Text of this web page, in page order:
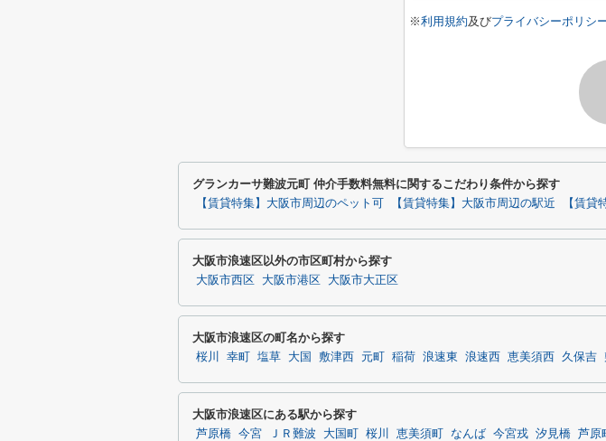
※利用規約及びプライバシーポリシ
グランカーサ難波元町 仲介手数料無料に関するこだわり条件から探す
【賃貸特集】大阪市周辺のペット可 【賃貸特集】大阪市周辺の駅近 【賃貸
大阪市浪速区以外の市区町村から探す
大阪市西区 大阪市港区 大阪市大正区
大阪市浪速区の町名から探す
桜川 幸町 塩草 大国 敷津西 元町 稲荷 浪速東 浪速西 恵美須西 久保吉
大阪市浪速区にある駅から探す
芦原橋 今宮 ＪＲ難波 大国町 桜川 恵美須町 なんば 今宮戎 汐見橋 芦原町